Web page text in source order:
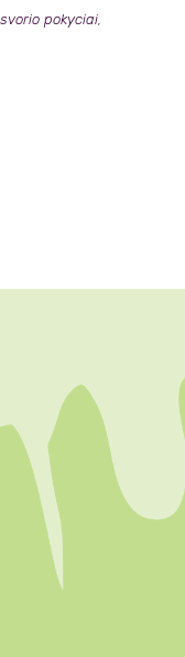
svorio pokyciai,